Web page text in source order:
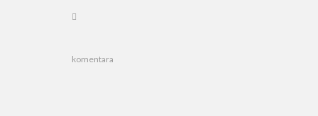
komentara